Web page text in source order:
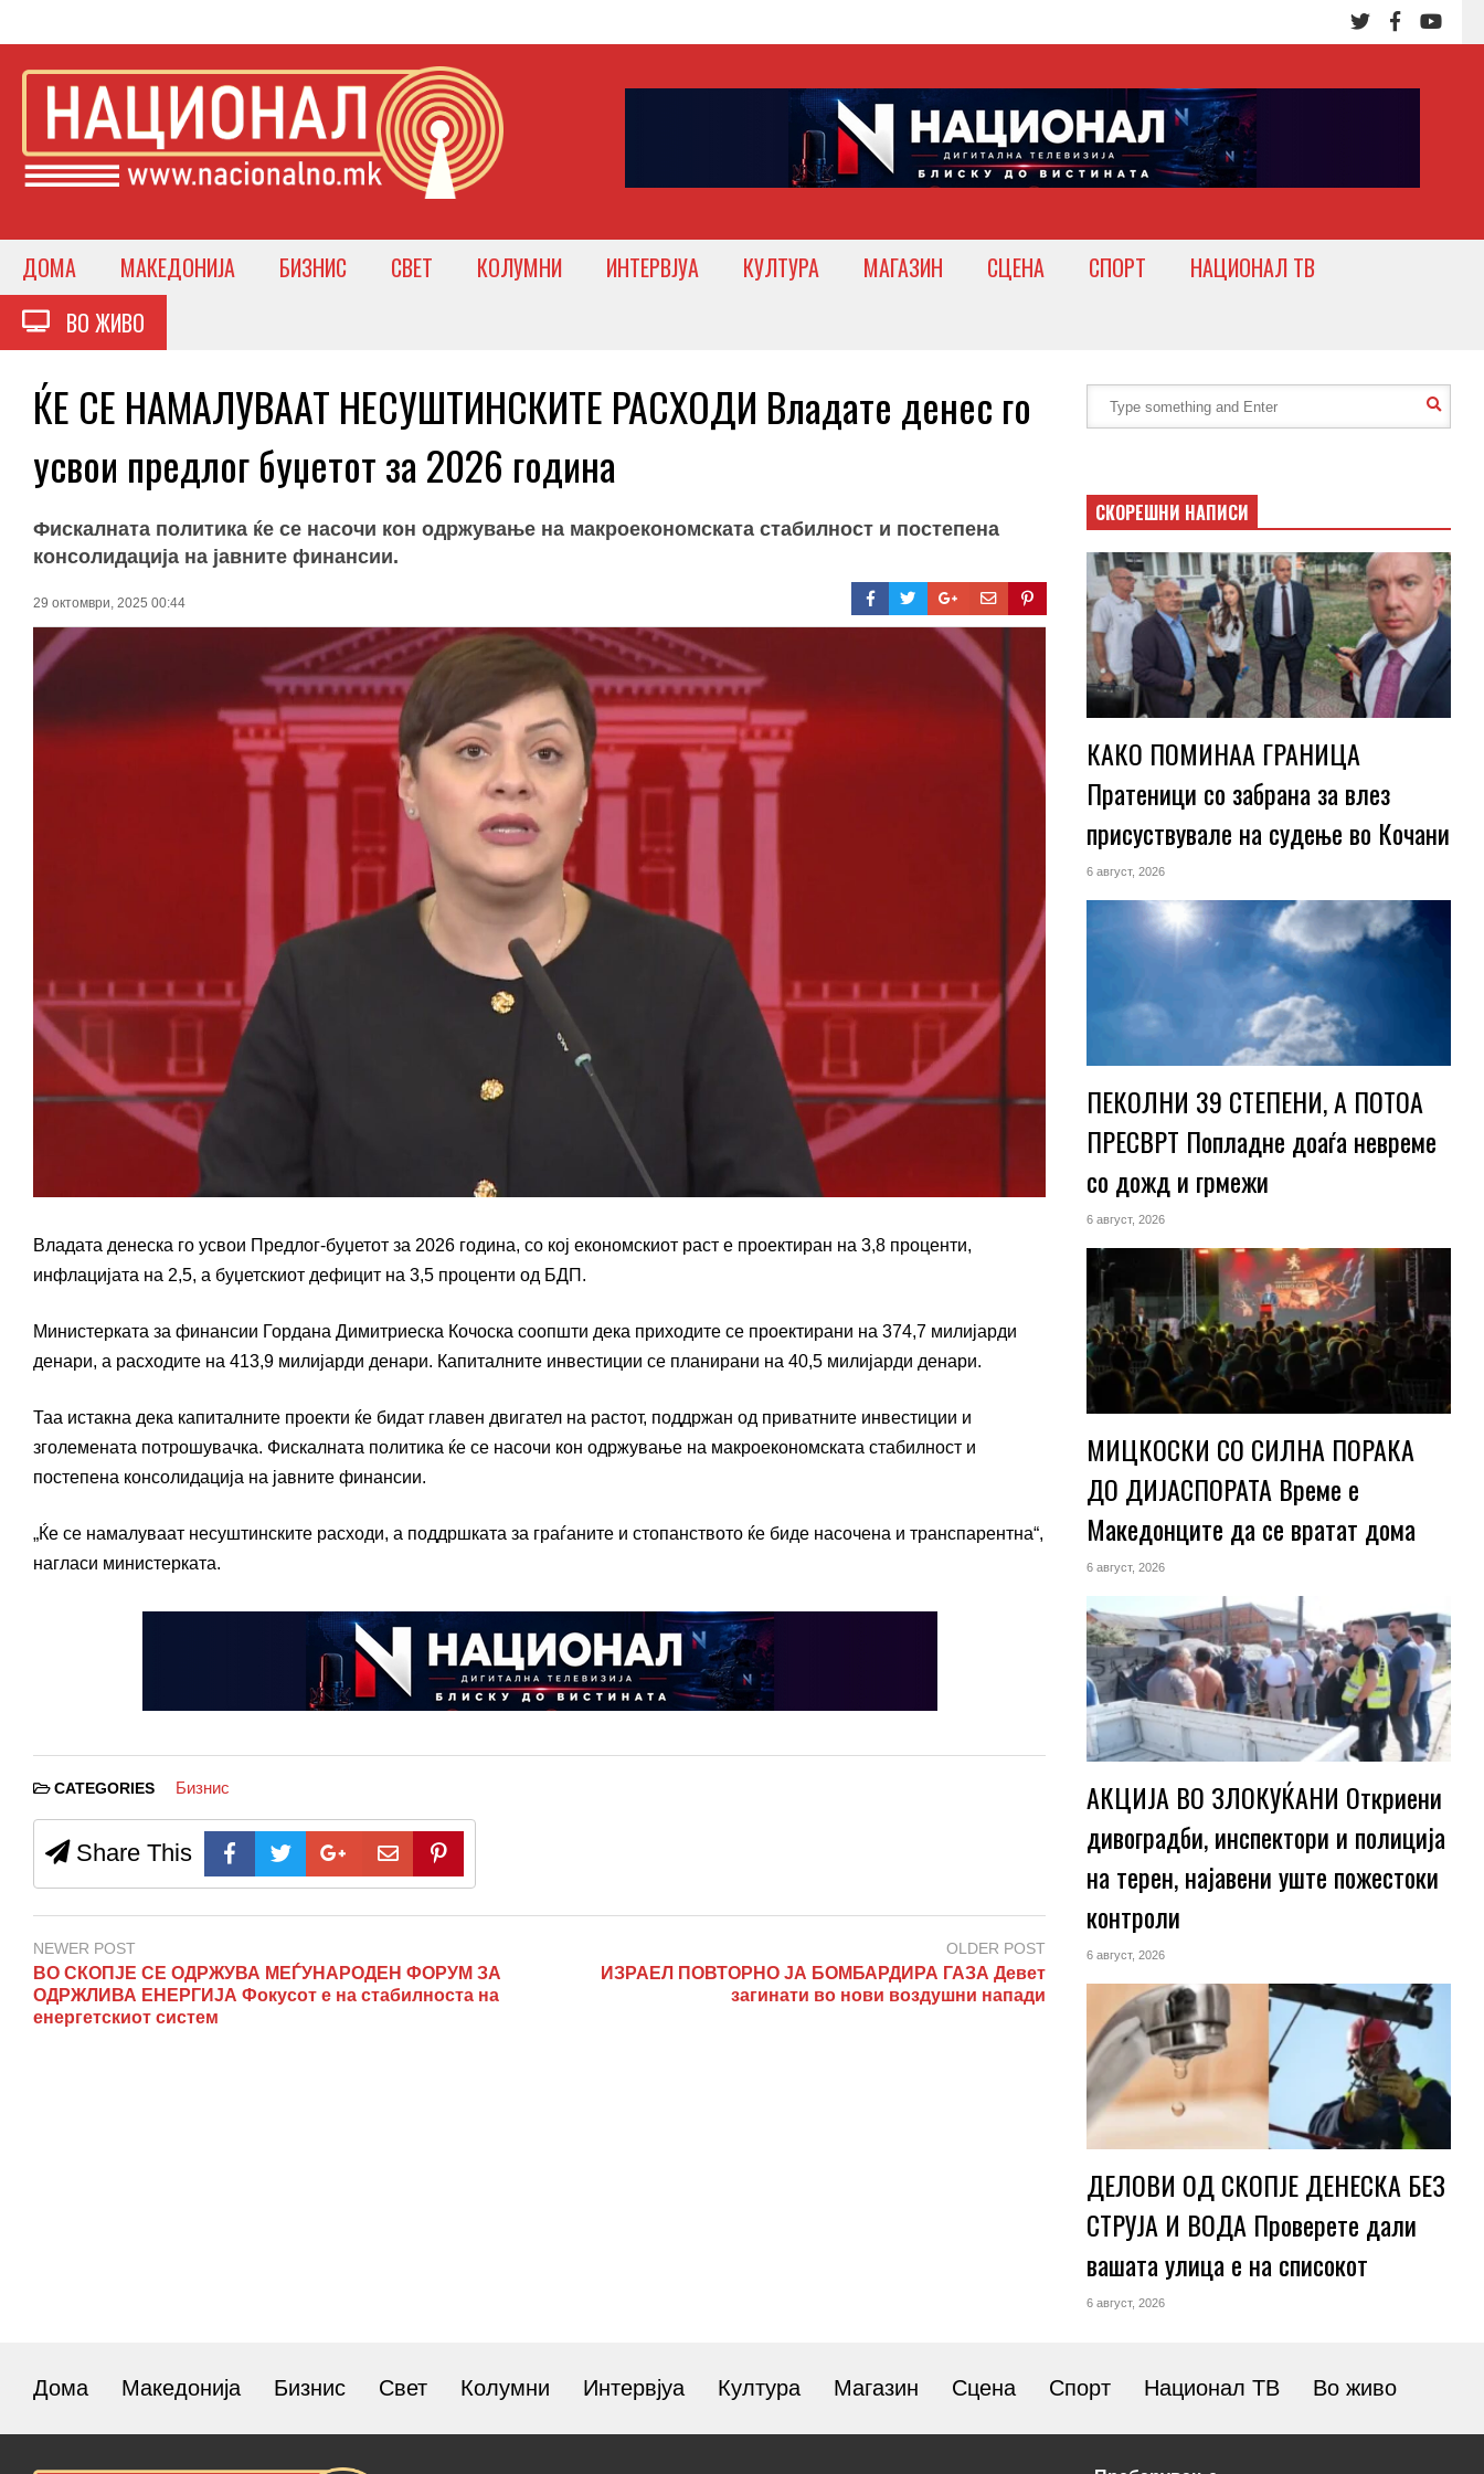
ДОМА МАКЕДОНИЈА БИЗНИС СВЕТ КОЛУМНИ ИНТЕРВЈУА КУЛТУРА МАГАЗИН СЦЕНА СПОРТ
НАЦИОНАЛ ТВ
ВО ЖИВО
ЌЕ СЕ НАМАЛУВААТ НЕСУШТИНСКИТЕ РАСХОДИ Владате денес го
усвои предлог буџетот за 2026 година
Фискалната политика ќе се насочи кон одржување на макроекономската стабилност и постепена
консолидација на јавните финансии.
29 октомври, 2025 00:44
Владата денеска го усвои Предлог-буџетот за 2026 година, со кој економскиот раст е проектиран на 3,8 проценти,
инфлацијата на 2,5, а буџетскиот дефицит на 3,5 проценти од БДП.
Министерката за финансии Гордана Димитриеска Кочоска соопшти дека приходите се проектирани на 374,7 милијарди
денари, а расходите на 413,9 милијарди денари. Капиталните инвестиции се планирани на 40,5 милијарди денари.
Таа истакна дека капиталните проекти ќе бидат главен двигател на растот, поддржан од приватните инвестиции и
зголемената потрошувачка. Фискалната политика ќе се насочи кон одржување на макроекономската стабилност и
постепена консолидација на јавните финансии.
„Ќе се намалуваат несуштинските расходи, а поддршката за граѓаните и стопанството ќе биде насочена и транспарентна“,
нагласи министерката.
CATEGORIES Бизнис
Share This
NEWER POST
ВО СКОПЈЕ СЕ ОДРЖУВА МЕЃУНАРОДЕН ФОРУМ ЗА
ОДРЖЛИВА ЕНЕРГИЈА Фокусот е на стабилноста на
енергетскиот систем
OLDER POST
ИЗРАЕЛ ПОВТОРНО ЈА БОМБАРДИРА ГАЗА Девет
загинати во нови воздушни напади
СКОРЕШНИ НАПИСИ
КАКО ПОМИНАА ГРАНИЦА
Пратеници со забрана за влез
присуствувале на судење во Кочани
6 август, 2026
ПЕКОЛНИ 39 СТЕПЕНИ, А ПОТОА
ПРЕСВРТ Попладне доаѓа невреме
со дожд и грмежи
6 август, 2026
МИЦКОСКИ СО СИЛНА ПОРАКА
ДО ДИЈАСПОРАТА Време е
Македонците да се вратат дома
6 август, 2026
АКЦИЈА ВО ЗЛОКУЌАНИ Откриени
дивоградби, инспектори и полиција
на терен, најавени уште пожестоки
контроли
6 август, 2026
ДЕЛОВИ ОД СКОПЈЕ ДЕНЕСКА БЕЗ
СТРУЈА И ВОДА Проверете дали
вашата улица е на списокот
6 август, 2026
Дома Македонија Бизнис Свет Колумни Интервјуа Култура Магазин Сцена Спорт Национал ТВ Во живо